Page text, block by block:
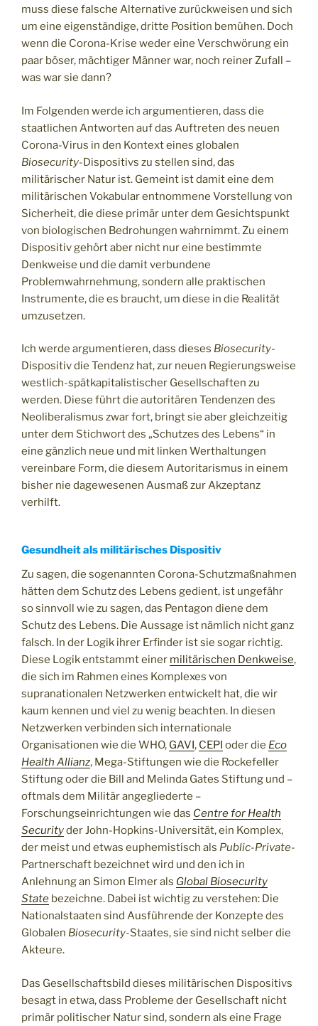
muss diese falsche Alternative zurückweisen und sich
um eine eigenständige, dritte Position bemühen. Doch
wenn die Corona-Krise weder eine Verschwörung ein
paar böser, mächtiger Männer war, noch reiner Zufall –
was war sie dann?
Im Folgenden werde ich argumentieren, dass die
staatlichen Antworten auf das Auftreten des neuen
Corona-Virus in den Kontext eines globalen
Biosecurity-Dispositivs zu stellen sind, das
militärischer Natur ist. Gemeint ist damit eine dem
militärischen Vokabular entnommene Vorstellung von
Sicherheit, die diese primär unter dem Gesichtspunkt
von biologischen Bedrohungen wahrnimmt. Zu einem
Dispositiv gehört aber nicht nur eine bestimmte
Denkweise und die damit verbundene
Problemwahrnehmung, sondern alle praktischen
Instrumente, die es braucht, um diese in die Realität
umzusetzen.
Ich werde argumentieren, dass dieses Biosecurity-
Dispositiv die Tendenz hat, zur neuen Regierungsweise
westlich-spätkapitalistischer Gesellschaften zu
werden. Diese führt die autoritären Tendenzen des
Neoliberalismus zwar fort, bringt sie aber gleichzeitig
unter dem Stichwort des „Schutzes des Lebens“ in
eine gänzlich neue und mit linken Werthaltungen
vereinbare Form, die diesem Autoritarismus in einem
bisher nie dagewesenen Ausmaß zur Akzeptanz
verhilft.
Gesundheit als militärisches Dispositiv
Zu sagen, die sogenannten Corona-Schutzmaßnahmen
hätten dem Schutz des Lebens gedient, ist ungefähr
so sinnvoll wie zu sagen, das Pentagon diene dem
Schutz des Lebens. Die Aussage ist nämlich nicht ganz
falsch. In der Logik ihrer Erfinder ist sie sogar richtig.
Diese Logik entstammt einer militärischen Denkweise,
die sich im Rahmen eines Komplexes von
supranationalen Netzwerken entwickelt hat, die wir
kaum kennen und viel zu wenig beachten. In diesen
Netzwerken verbinden sich internationale
Organisationen wie die WHO, GAVI , CEPI oder die Eco
Health Allianz, Mega-Stiftungen wie die Rockefeller
Stiftung oder die Bill and Melinda Gates Stiftung und –
oftmals dem Militär angegliederte –
Forschungseinrichtungen wie das Centre for Health
Securityder John-Hopkins-Universität, ein Komplex,
der meist und etwas euphemistisch als Public-Private-
Partnerschaft bezeichnet wird und den ich in
Anlehnung an Simon Elmer als Global Biosecurity
State bezeichne. Dabei ist wichtig zu verstehen: Die
Nationalstaaten sind Ausführende der Konzepte des
Globalen Biosecurity-Staates, sie sind nicht selber die
Akteure.
Das Gesellschaftsbild dieses militärischen Dispositivs
besagt in etwa, dass Probleme der Gesellschaft nicht
primär politischer Natur sind, sondern als eine Frage